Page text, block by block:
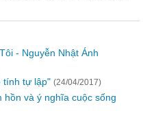
- Nguyễn Nhật Ánh
tính tự lập" (24/04/2017)
hồn và ý nghĩa cuộc sống